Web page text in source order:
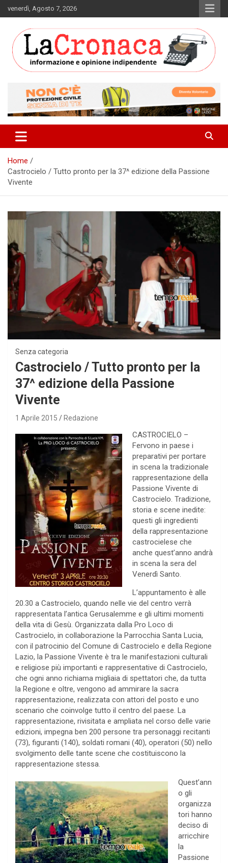
to
venerdì, Agosto 7, 2026
La Cronaca Quotidiano
Home
Castrocielo / Tutto pronto per la 37^ edizione della Passione
Vivente
Senza categoria
Castrocielo / Tutto pronto per la
37^ edizione della Passione
Vivente
1 Aprile 2015 Redazione
CASTROCIELO –
Fervono in paese i
preparativi per portare
in scena la tradizionale
rappresentazione della
Passione Vivente di
Castrocielo. Tradizione,
storia e scene inedite:
questi gli ingredienti
della rappresentazione
castrocielese che
anche quest’anno andrà
in scena la sera del
Venerdì Santo.
L’appuntamento è alle
20.30 a Castrocielo, quando nelle vie del centro verrà
rappresentata l’antica Gerusalemme e gli ultimi momenti
della vita di Gesù. Organizzata dalla Pro Loco di
Castrocielo, in collaborazione la Parrocchia Santa Lucia,
con il patrocinio del Comune di Castrocielo e della Regione
Lazio, la Passione Vivente è tra le manifestazioni culturali
e religiose più importanti e rappresentative di Castrocielo,
che ogni anno richiama migliaia di spettatori che, da tutta
la Regione e oltre, vengono ad ammirare la sacra
rappresentazione, realizzata con attori del posto e uno
scenario che coinvolge tutto il centro del paese. La
rappresentazione, rivisitata e ampliata nel corso delle varie
edizioni, impegna ben 200 persone tra personaggi recitanti
(73), figuranti (140), soldati romani (40), operatori (50) nello
svolgimento delle tante scene che costituiscono la
rappresentazione stessa.
Quest’ann
o gli
organizza
tori hanno
deciso di
arricchire
la
Passione